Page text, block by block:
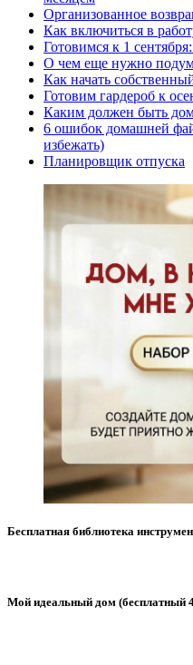
Организованное
Как включиться в
Готовимся к 1
О чем еще нужно
Как начать
Готовим гардероб к
Каким должен быть
6 ошибок домашней
избежать)
Планировщик отпуска
Бесплатная библиотека
Мой идеальный дом (бесплатный